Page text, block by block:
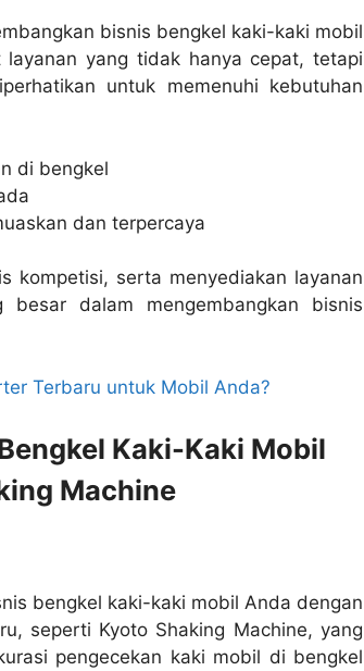
bisnis bengkel kaki-kaki mobil
layanan yang tidak hanya cepat, tetapi
untuk memenuhi kebutuhan
di bengkel
dan terpercaya
kompetisi, serta menyediakan layanan
dalam mengembangkan bisnis
Terbaru untuk Mobil Anda?
Kaki-Kaki Mobil
Machine
bengkel kaki-kaki mobil Anda dengan
seperti Kyoto Shaking Machine, yang
pengecekan kaki mobil di bengkel